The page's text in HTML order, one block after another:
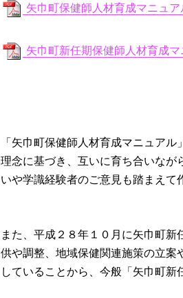
矢巾町保健師人材育成マニュ
矢巾町新任期保健師人材育成
「矢巾町保健師人材育成マニュアル
理念に基づき、互いに育ち合いなが
いや学識経験者のご意見も踏まえて
また、平成２８年１０月に矢巾町新
供や調整、地域保健関連施策の立案
していることから、今般 「矢巾町